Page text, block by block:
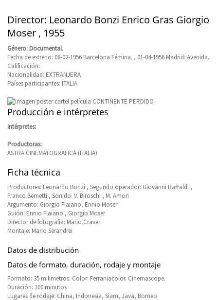
Director: Leonardo Bonzi Enrico Gras Giorgio
Moser , 1955
Género: Documental.
Fecha de estreno: 08-02-1956 Barcelona Fémina. , 01-04-1956 Madrid: Avenida.
Calificación:
Nacionalidad: EXTRANJERA
Países participantes: ITALIA
Producción e intérpretes
Intérpretes:
Productoras:
ASTRA CINEMATOGRAFICA (ITALIA)
Ficha técnica
Productores: Leonardo Bonzi , Segundo operador: Giovanni Raffaldi ,
Franco Bernetti , Sonido: V. Biroschi , M. Amori
Argumento: Giorgio Flaiano, Ennio Moser
Guión: Ennio Flaiano , Giorgio Moser
Director de fotografía: Mario Craveri
Montaje: Mario Serandrei
Datos de distribución
Datos de formato, duración, rodaje y montaje
Formato: 35 milimetros. Color: Ferraniacolor. Cinemascope.
Duración: 100 minutos
Lugares de rodaje: China, Indonesia, Siam, Java, Borneo.